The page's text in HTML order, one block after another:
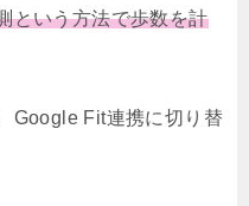
という方法で歩数を計
Google Fit連携に切り替